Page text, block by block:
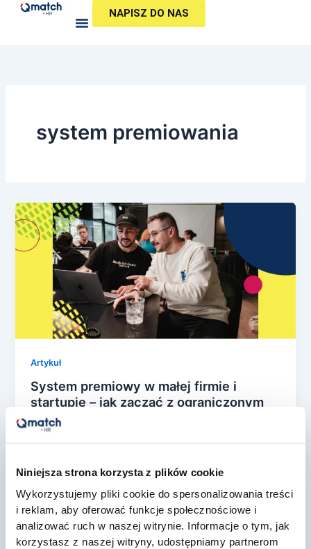
Niniejsza strona korzysta z plików cookie
Wykorzystujemy pliki cookie do spersonalizowania treści
i reklam, aby oferować funkcje społecznościowe i
analizować ruch w naszej witrynie. Informacje o tym, jak
korzystasz z naszej witryny, udostępniamy partnerom
Przejdź
NAPISZ DO NAS
system premiowania
Artykuł
System premiowy w małej firmie i
startupie – jak zacząć z ograniczonym
budżetem?
narzędziem o podwójnym ostrzu. Z jednej strony
pracownicy w polskich badaniach jednoznacznie
[…]